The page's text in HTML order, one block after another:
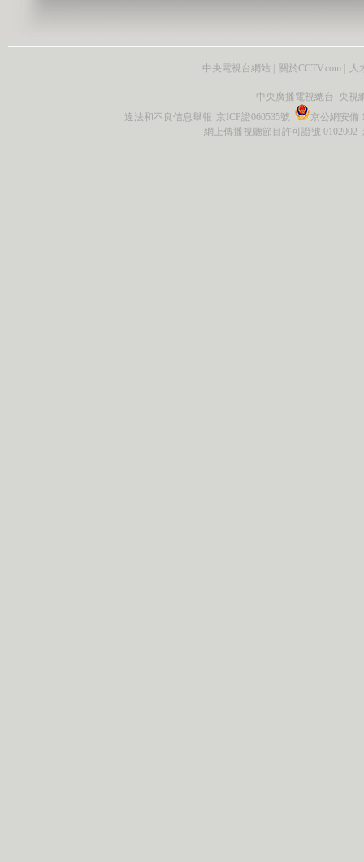
中央電視台網站 | 關於CCTV.com | 人
中央廣播電視總台 央視
違法和不良信息舉報 京ICP證060535號
京公網安備
網上傳播視聽節目許可證號 0102002